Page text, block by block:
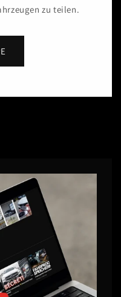
zu teilen.